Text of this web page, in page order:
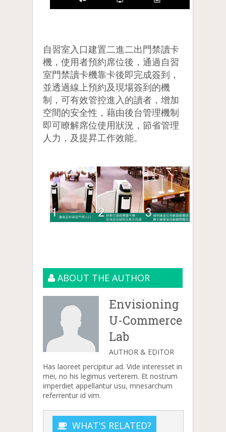
自習室入口建置二進二出門禁讀卡
機，使用者預約席位後，通過自習
室門禁讀卡機靠卡後即完成簽到，
並透過線上預約及現場簽到的機
制，可有效管控進入的讀者，增加
空間的安全性，藉由後台管理機制
即可瞭解席位使用狀況，節省管理
人力，及提昇工作效能。
ABOUT THE AUTHOR
Envisioning
U-Commerce
Lab
AUTHOR & EDITOR
Has laoreet percipitur ad. Vide interesset in
mei, no his legimus verterem. Et nostrum
imperdiet appellantur usu, mnesarchum
referrentur id vim.
WHAT'S RELATED?